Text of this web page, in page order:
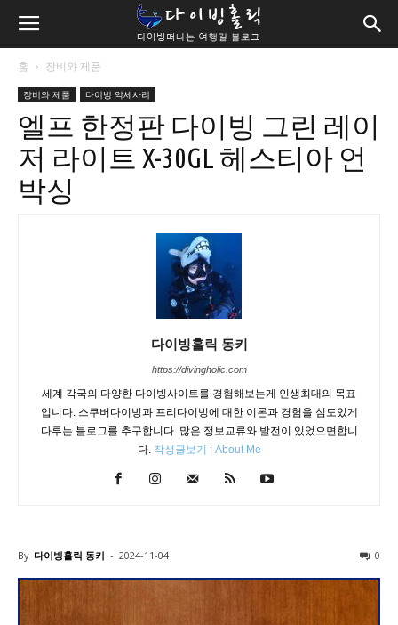
홈 장비와 제품
장비와 제품 다이빙 악세사리
엘프 한정판 다이빙 그린 레이
저 라이트 X-30GL 헤스티아 언
박싱
다이빙홀릭 동키
https://divingholic.com
세계 각국의 다양한 다이빙사이트를 경험해보는게 인생최대의 목표
입니다. 스쿠버다이빙과 프리다이빙에 대한 이론과 경험을 심도있게
다루는 블로그를 추구합니다. 많은 정보교류와 발전이 있었으면합니
다. 작성글보기 About Me
By 다이빙홀릭 동키 - 2024-11-04 0